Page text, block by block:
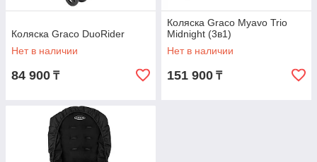
Коляска Graco DuoRider
Нет в наличии
84 900 ₸
Коляска Graco Myavo Trio
Midnight (3в1)
Нет в наличии
151 900 ₸